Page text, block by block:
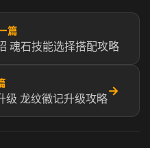
篇
魂石技能选择搭配攻略
级 龙纹徽记升级攻略
→